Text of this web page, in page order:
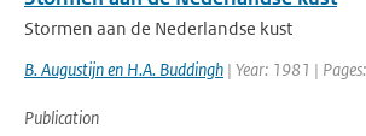
Stormen aan de Nederlandse kust
B. Augustijn en H.A. Buddingh | Year: 1981 |
Publication